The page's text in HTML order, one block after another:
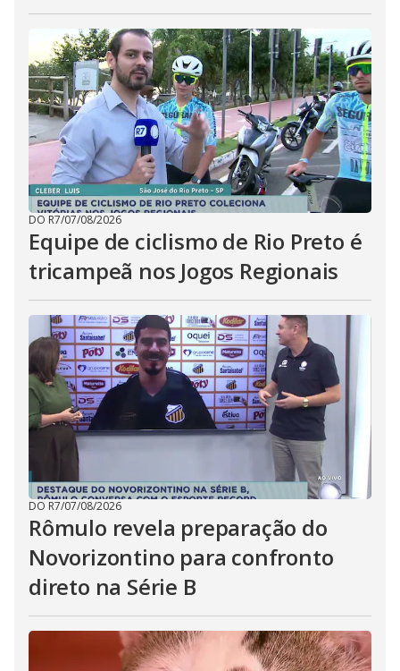
DO R7/07/08/2026
Equipe de ciclismo de Rio Preto é
tricampeã nos Jogos Regionais
DO R7/07/08/2026
Rômulo revela preparação do
Novorizontino para confronto
direto na Série B